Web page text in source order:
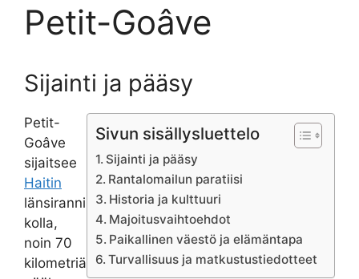
Petit-Goâve
Sijainti ja pääsy
Sivun sisällysluettelo
Sijainti ja pääsy
Rantalomailun paratiisi
Historia ja kulttuuri
Majoitusvaihtoehdot
Paikallinen väestö ja elämäntapa
Turvallisuus ja matkustustiedotteet
Petit-
Goâve
sijaitsee
Haitin
länsiranni
kolla,
noin 70
kilometriä